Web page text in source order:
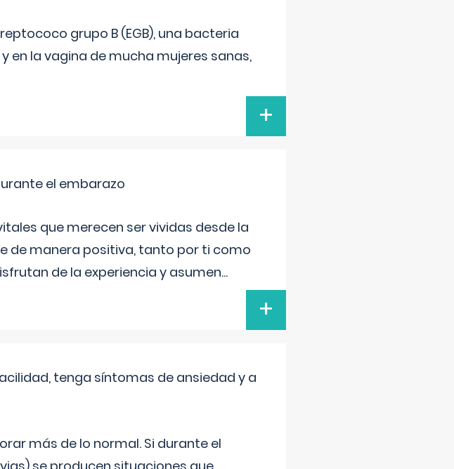
grupo B (EGB), una bacteria
en la vagina de mucha mujeres sanas,
+
el embarazo
que merecen ser vividas desde la
de manera positiva, tanto por ti como
de la experiencia y asumen...
+
tenga síntomas de ansiedad y a
más de lo normal. Si durante el